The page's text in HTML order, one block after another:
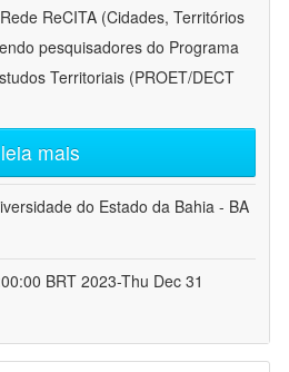
ReCITA (Cidades, Territórios
pesquisadores do Programa
Territoriais (PROET/DECT
leia mais
do Estado da Bahia - BA
BRT 2023-Thu Dec 31